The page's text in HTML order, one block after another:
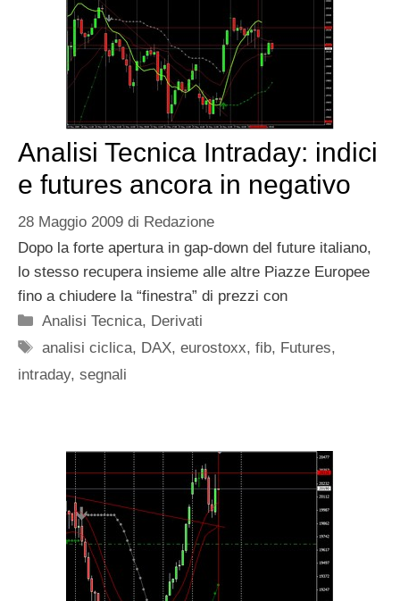
Analisi Tecnica Intraday: indici
e futures ancora in negativo
28 Maggio 2009 di Redazione
Dopo la forte apertura in gap-down del future italiano,
lo stesso recupera insieme alle altre Piazze Europee
fino a chiudere la “finestra” di prezzi con
Categorie
Analisi Tecnica, Derivati
Tag
analisi ciclica, DAX,eurostoxx,fib, Futures,
intraday, segnali